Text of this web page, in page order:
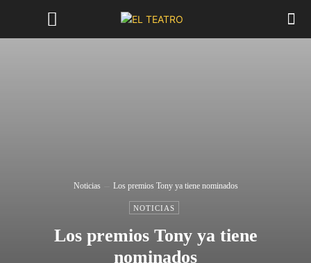
Noticias Los premios Tony ya tiene nominados
NOTICIAS
Los premios Tony ya tiene
nominados